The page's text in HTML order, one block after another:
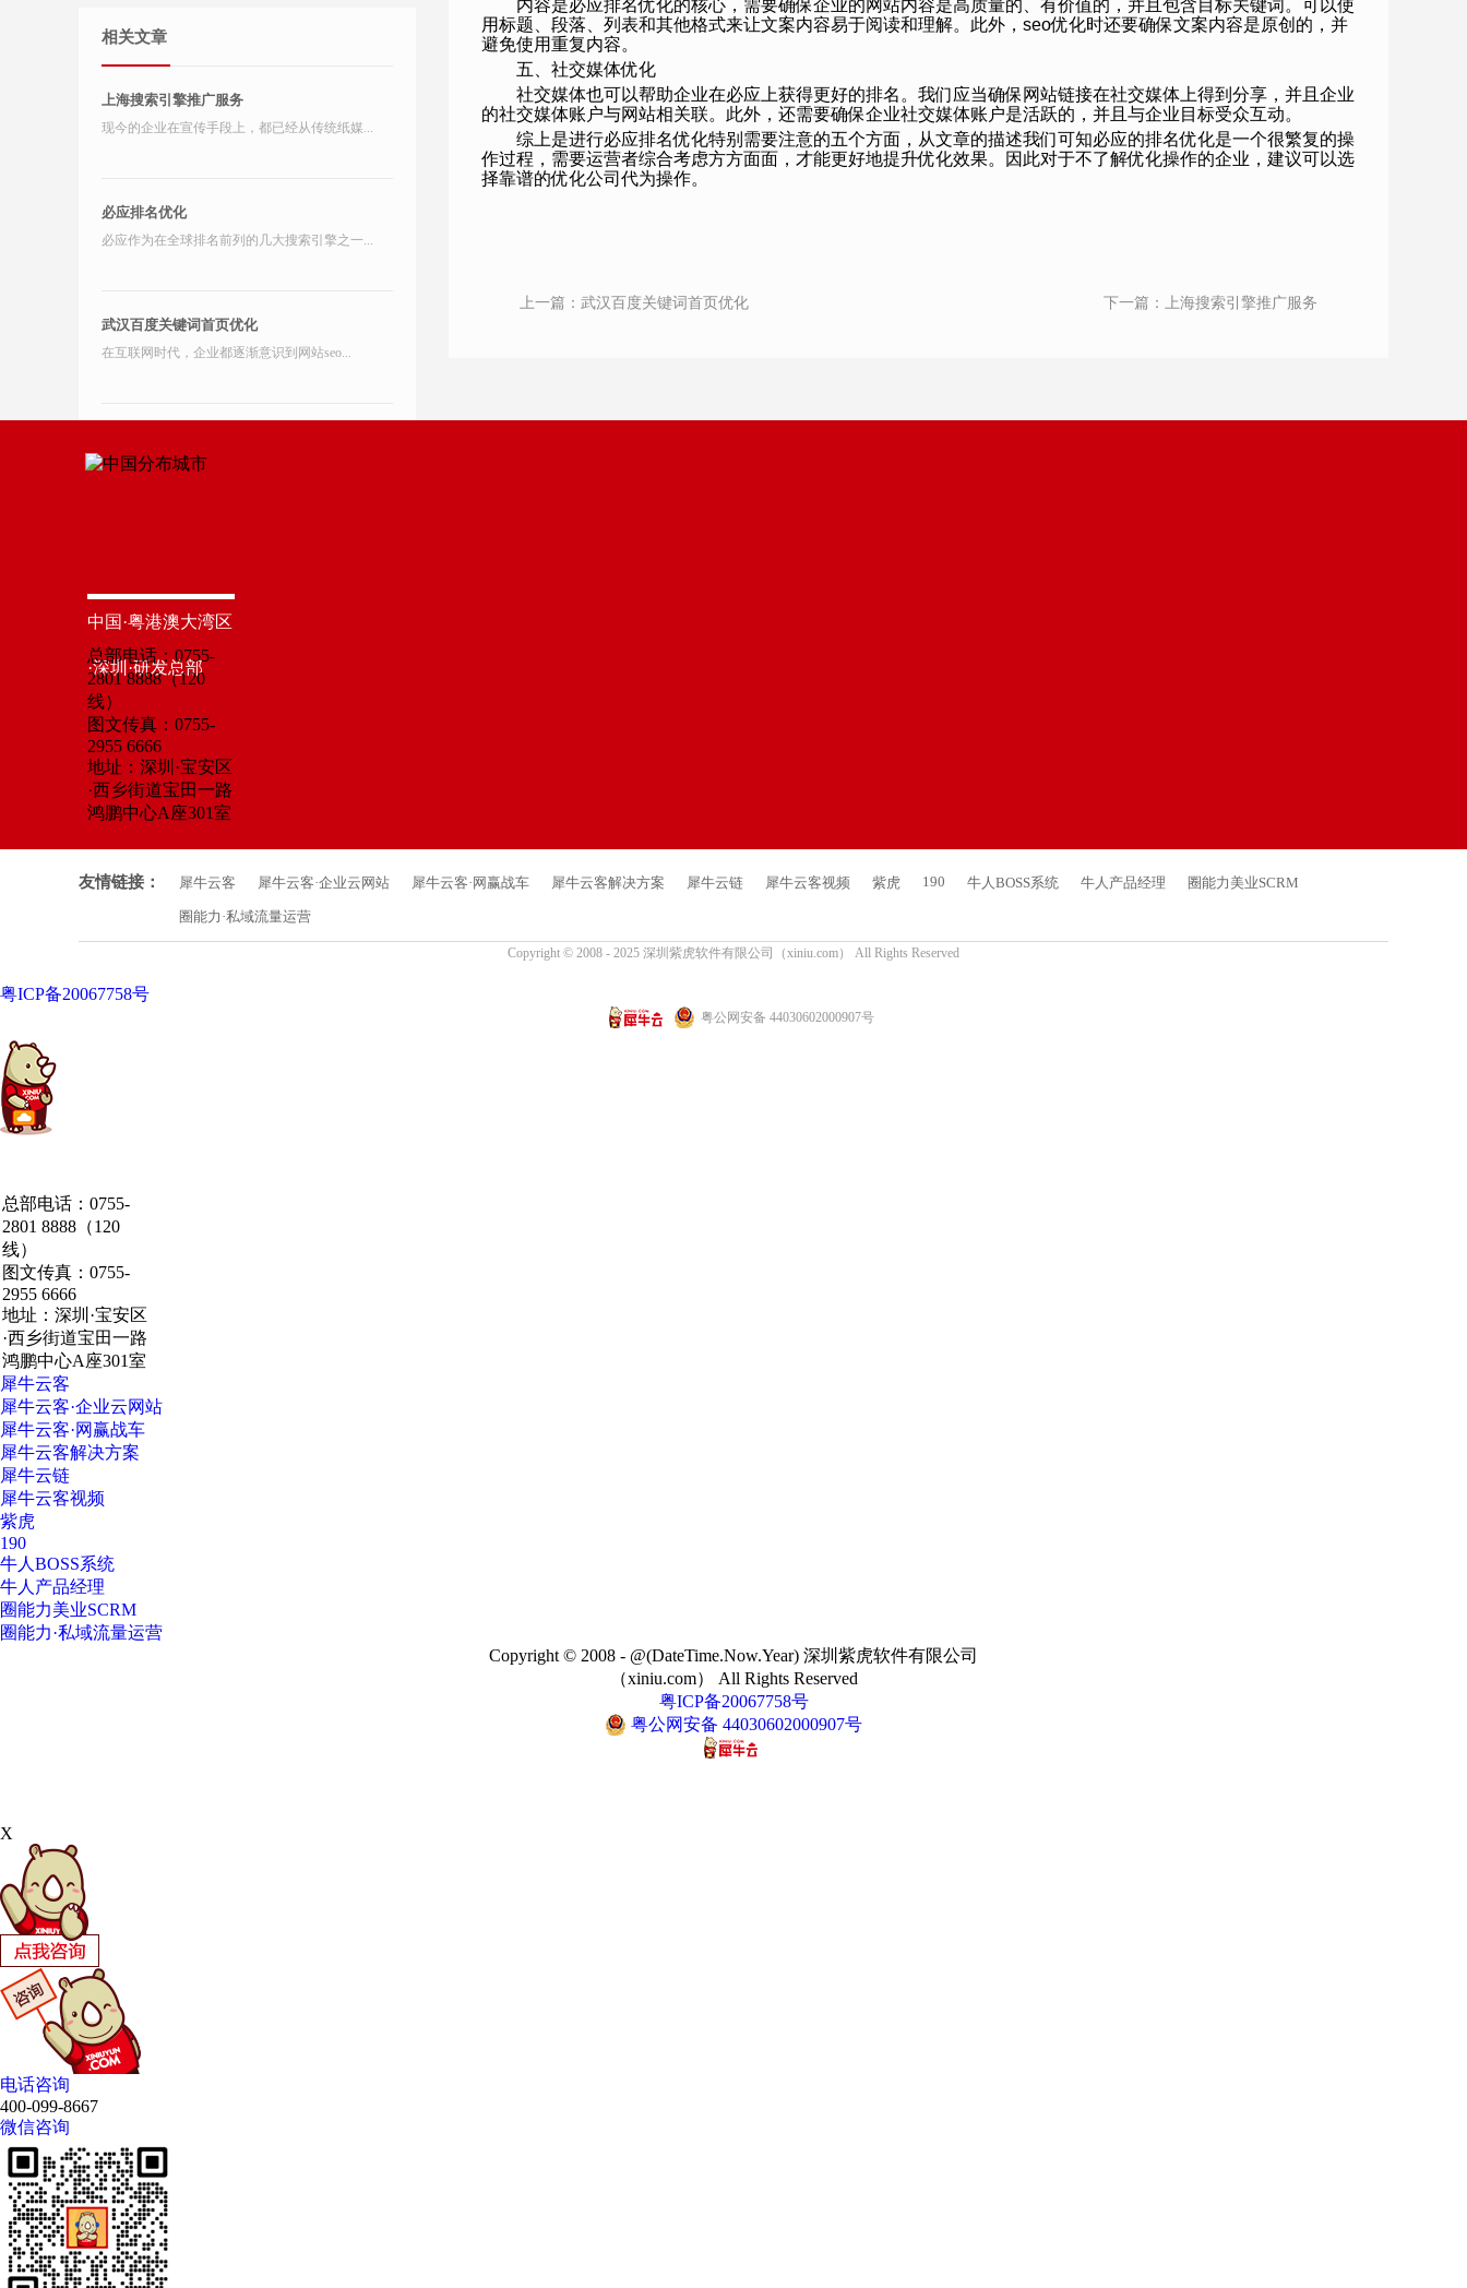
相关文章
上海搜索引擎推广服务
现今的企业在宣传手段上，都已经从传统纸媒...
必应排名优化
必应作为在全球排名前列的几大搜索引擎之一...
武汉百度关键词首页优化
在互联网时代，企业都逐渐意识到网站seo...
内容是必应排名优化的核心，需要确保企业的网站内容是高质量的、有价值的，并且包含目标关键词。可以使
用标题、段落、列表和其他格式来让文案内容易于阅读和理解。此外，seo优化‍时还要确保文案内容是原创的，并
避免使用重复内容。
五、社交媒体优化
社交媒体也可以帮助企业在必应上获得更好的排名。我们应当确保网站链接在社交媒体上得到分享，并且企业
的社交媒体账户与网站相关联。此外，还需要确保企业社交媒体账户是活跃的，并且与企业目标受众互动。
综上是进行必应排名优化特别需要注意的五个方面，从文章的描述我们可知必应的排名优化是一个很繁复的操
作过程，需要运营者综合考虑方方面面，才能更好地提升优化效果。因此对于不了解优化操作的企业，建议可以选
择靠谱的优化公司代为操作。
上一篇： 武汉百度关键词首页优化 下一篇： 上海搜索引擎推广服务
中国·粤港澳大湾区
·深圳·研发总部
总部电话：0755-
2801 8888（120
线）
图文传真：0755-
2955 6666
地址：深圳·宝安区
·西乡街道宝田一路
鸿鹏中心A座301室
友情链接： 犀牛云客 犀牛云客·企业云网站 犀牛云客·网赢战车 犀牛云客解决方案 犀牛云链 犀牛云客视频 紫虎 190 牛人BOSS系统 牛人产品经理 圈能力美业SCRM
圈能力·私域流量运营
Copyright © 2008 - 2025 深圳紫虎软件有限公司（xiniu.com） All Rights Reserved
粤ICP备20067758号
粤公网安备 44030602000907号
·深圳·研发总部
总部电话：0755-
2801 8888（120
线）
图文传真：0755-
2955 6666
地址：深圳·宝安区
·西乡街道宝田一路
鸿鹏中心A座301室
犀牛云客
犀牛云客·企业云网站
犀牛云客·网赢战车
犀牛云客解决方案
犀牛云链
犀牛云客视频
紫虎
190
牛人BOSS系统
牛人产品经理
圈能力美业SCRM
圈能力·私域流量运营
Copyright © 2008 - @(DateTime.Now.Year) 深圳紫虎软件有限公司
（xiniu.com） All Rights Reserved
粤ICP备20067758号
粤公网安备 44030602000907号
X
电话咨询
400-099-8667
微信咨询